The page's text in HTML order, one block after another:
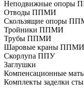
Неподвижные опоры
Отводы ППМИ
Скользящие опоры
Тройники ППМИ
Трубы ППМИ
Шаровые краны ППМИ
Скорлупа ППУ
Заглушки
Компенсационные
Комплекты заделки